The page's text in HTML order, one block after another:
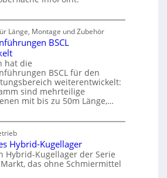
Länge, Montage und Zubehör
BSCL
hat die
BSCL für den
weiterentwickelt:
sind mehrteilige
mit bis zu 50m Länge,…
Hybrid-Kugellager
Hybrid-Kugellager der Serie
das ohne Schmiermittel